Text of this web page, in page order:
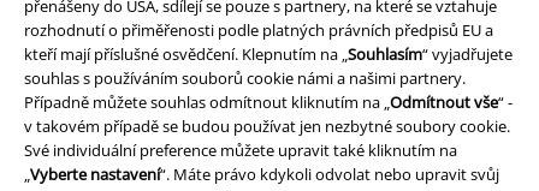
přenášeny do USA, sdílejí se pouze s partnery, na které se vztahuje
rozhodnutí o přiměřenosti podle platných právních předpisů EU a
kteří mají příslušné osvědčení. Klepnutím na „Souhlasím“ vyjadřujete
souhlas s používáním souborů cookie námi a našimi partnery.
Případně můžete souhlas odmítnout kliknutím na „Odmítnout vše“ -
v takovém případě se budou používat jen nezbytné soubory cookie.
Své individuální preference můžete upravit také kliknutím na
„Vyberte nastavení“. Máte právo kdykoli odvolat nebo upravit svůj
Ärzte, Die Toten Hosen, Feine Sahne Fischfilet, Broilers, Böhse Onkelz a
zboží, jehož koupí podpoříte nadaci.